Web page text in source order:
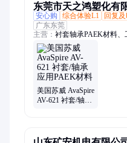
东莞市天之鸿塑化有
安心购
综合体验L1 回复
广东东莞
主营： 衬套轴承PAEK材料
美国苏威 AvaSpire
AV-621 衬套/轴承